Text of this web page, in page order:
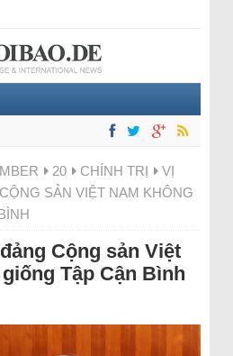
20 CHÍNH TRỊ
VỊ
SẢN VIỆT NAM KHÔNG
Cộng sản Việt
Tập Cận Bình